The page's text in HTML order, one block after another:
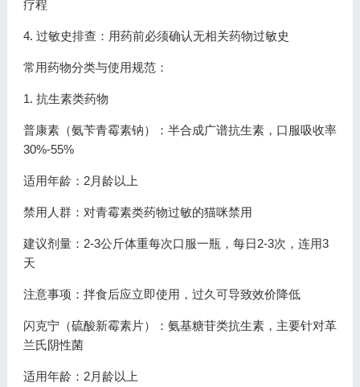
疗程
4. 过敏史排查：用药前必须确认无相关药物过敏史
常用药物分类与使用规范：
1. 抗生素类药物
普康素（氨苄青霉素钠）：半合成广谱抗生素，口服吸收率
30%-55%
适用年龄：2月龄以上
禁用人群：对青霉素类药物过敏的猫咪禁用
建议剂量：2-3公斤体重每次口服一瓶，每日2-3次，连用3
天
注意事项：拌食后应立即使用，过久可导致效价降低
闪克宁（硫酸新霉素片）：氨基糖苷类抗生素，主要针对革
兰氏阴性菌
适用年龄：2月龄以上